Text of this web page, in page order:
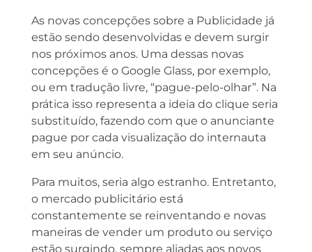
As novas concepções sobre a Publicidade já
estão sendo desenvolvidas e devem surgir
nos próximos anos. Uma dessas novas
concepções é o Google Glass, por exemplo,
ou em tradução livre, “pague-pelo-olhar”. Na
prática isso representa a ideia do clique seria
substituído, fazendo com que o anunciante
pague por cada visualização do internauta
em seu anúncio.
Para muitos, seria algo estranho. Entretanto,
o mercado publicitário está
constantemente se reinventando e novas
maneiras de vender um produto ou serviço
estão surgindo, sempre aliadas aos novos